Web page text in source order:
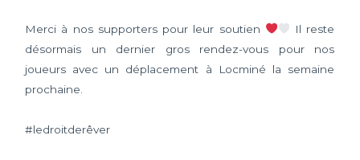
Merci à nos supporters pour leur soutien
Il reste
désormais un dernier gros rendez-vous pour nos
joueurs avec un déplacement à Locminé la semaine
prochaine.
#ledroitderêver